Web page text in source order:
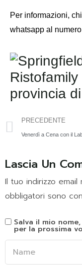
Per informazioni,
whatsapp al numero
PRECEDENTE
Lascia Un
Il tuo indirizzo
obbligatori sono
Salva il mio
per la prossima